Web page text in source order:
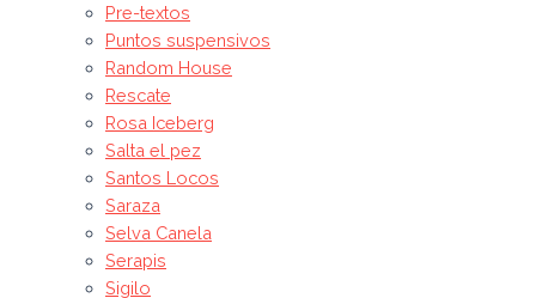
Pre-textos
Puntos suspensivos
Random House
Rescate
Rosa Iceberg
Salta el pez
Santos Locos
Saraza
Selva Canela
Serapis
Sigilo